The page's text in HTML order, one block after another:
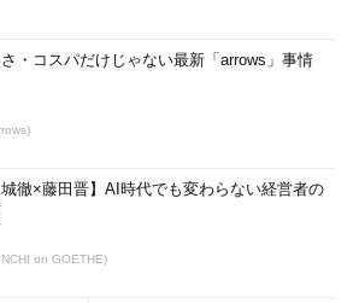
・コスパだけじゃない最新「arrows」事情
城徹×藤田晋】AI時代でも変わらない経営者の
on GOETHE)